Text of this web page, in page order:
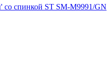
спинкой ST SM-M9991/GN